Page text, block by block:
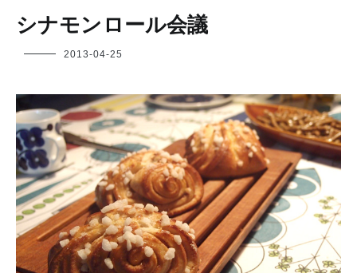
シナモンロール会議
フ
2013-04-25